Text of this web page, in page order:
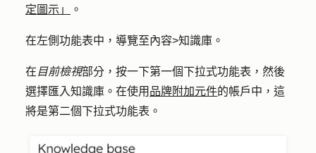
定圖示」
。
在左側功能表中，導覽至內容>知識庫 。
在 目前檢視部分，按一下第一個下拉式功能表 ，然後
選擇匯入知識庫 。在使用 品牌附加元件的帳戶中，這
將是第二個下拉式功能表。